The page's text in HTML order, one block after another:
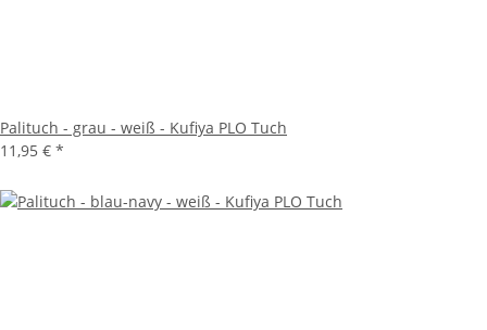
Palituch - grau - weiß - Kufiya PLO Tuch
11,95 € *